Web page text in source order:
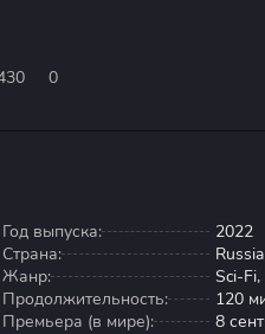
0
Год выпуска:
2022
Страна:
Russia
Жанр:
Sci-
Продолжительность:
120
Премьера (в мире):
8